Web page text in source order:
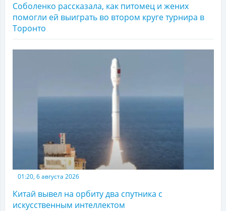
Соболенко рассказала, как питомец и жених
помогли ей выиграть во втором круге турнира в
Торонто
01:20, 6 августа 2026
Китай вывел на орбиту два спутника с
искусственным интеллектом